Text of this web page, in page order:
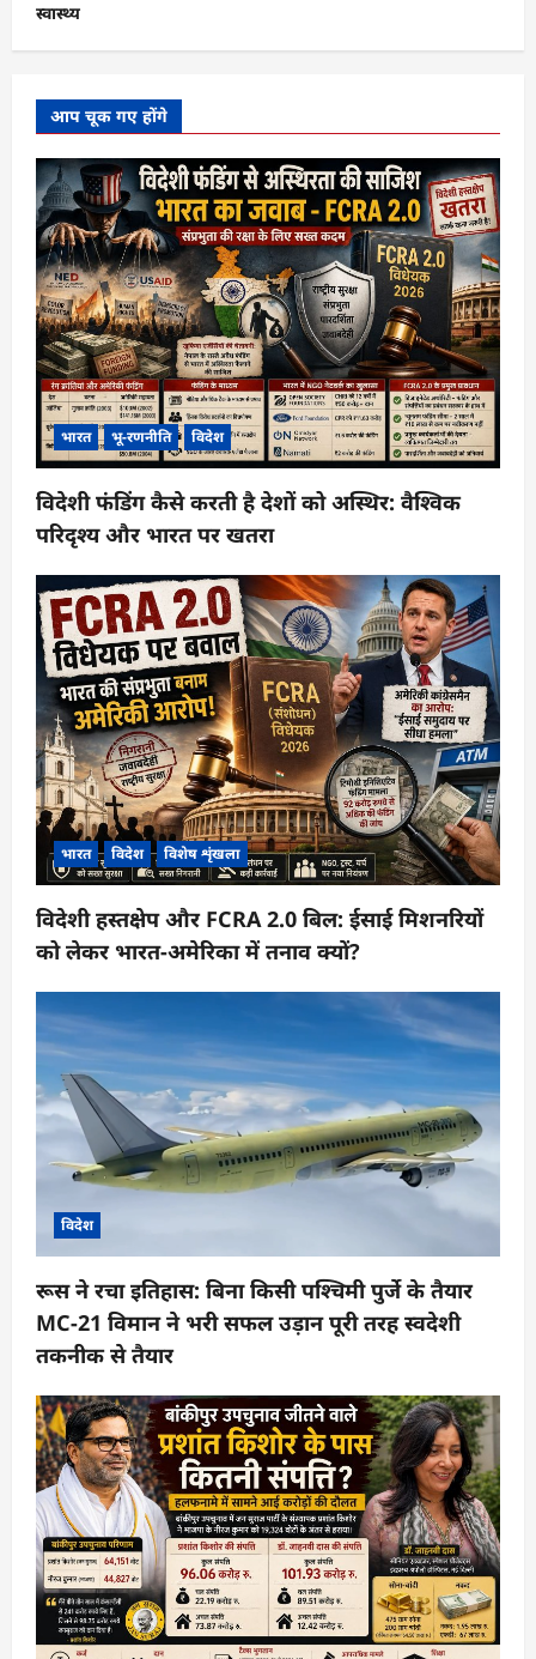
स्वास्थ्य
आप चूक गए होंगे
भारत भू-रणनीति विदेश
विदेशी फंडिंग कैसे करती है देशों को अस्थिर: वैश्विक
परिदृश्य और भारत पर खतरा
भारत विदेश विशेष शृंखला
विदेशी हस्तक्षेप और FCRA 2.0 बिल: ईसाई मिशनरियों
को लेकर भारत-अमेरिका में तनाव क्यों?
विदेश
रूस ने रचा इतिहास: बिना किसी पश्चिमी पुर्जे के तैयार
MC-21 विमान ने भरी सफल उड़ान पूरी तरह स्वदेशी
तकनीक से तैयार